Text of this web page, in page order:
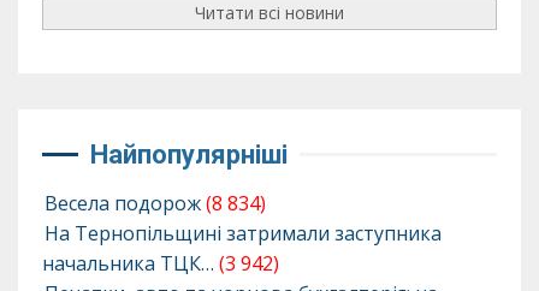
Читати всі новини
Найпопулярніші
Весела подорож(8 834)
На Тернопільщині затримали заступника
начальника ТЦК… (3 942)